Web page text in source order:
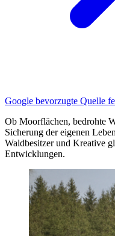
Google bevorzugte Quelle
Ob Moorflächen, bedrohte
Sicherung der eigenen
Waldbesitzer und Kreative
Entwicklungen.